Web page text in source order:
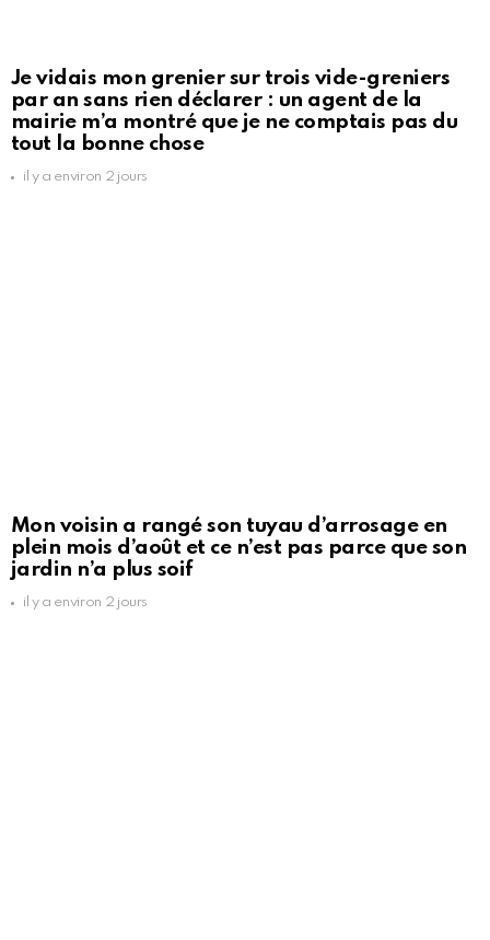
Je vidais mon grenier sur trois vide-greniers
par an sans rien déclarer : un agent de la
mairie m’a montré que je ne comptais pas du
tout la bonne chose
il y a environ 2 jours
Mon voisin a rangé son tuyau d’arrosage en
plein mois d’août et ce n’est pas parce que son
jardin n’a plus soif
il y a environ 2 jours